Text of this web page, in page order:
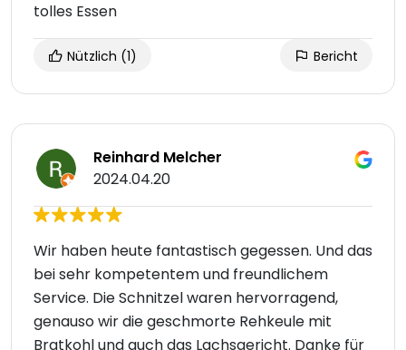
tolles Essen
Nützlich (1) Bericht
Reinhard Melcher
2024.04.20
Wir haben heute fantastisch gegessen. Und das
bei sehr kompetentem und freundlichem
Service. Die Schnitzel waren hervorragend,
genauso wir die geschmorte Rehkeule mit
Bratkohl und auch das Lachsgericht. Danke für